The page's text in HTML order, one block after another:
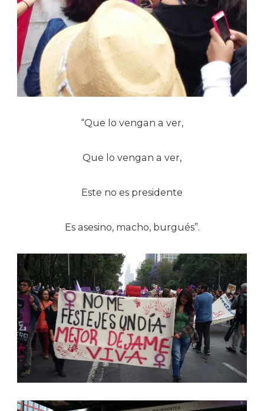
“Que lo vengan a ver,
Que lo vengan a ver,
Este no es presidente
Es asesino, macho, burgués”.